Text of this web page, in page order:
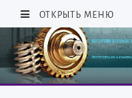
ОТКРЫТЬ МЕНЮ